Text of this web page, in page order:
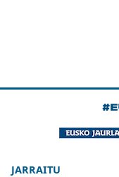
JARRAITU